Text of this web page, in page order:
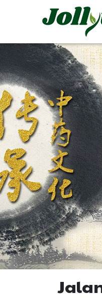
Obat pencahar
Tablet/